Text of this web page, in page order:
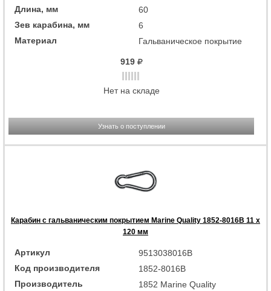
Длина, мм
60
Зев карабина, мм
6
Материал
Гальваническое покрытие
919
Нет на складе
Узнать о поступлении
Карабин с гальваническим покрытием Marine Quality 1852-8016B 11 x
120 мм
Артикул
9513038016B
Код производителя
1852-8016B
Производитель
1852 Marine Quality